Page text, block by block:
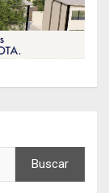
Buscar